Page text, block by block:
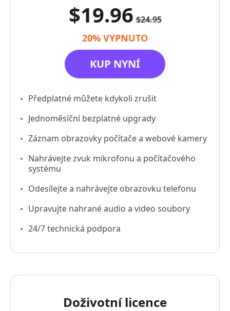
$19.96 $24.95
20% VYPNUTO
KUP NYNÍ
Předplatné můžete kdykoli zrušit
Jednoměsíční bezplatné upgrady
Záznam obrazovky počítače a webové kamery
Nahrávejte zvuk mikrofonu a počítačového
systému
Odesílejte a nahrávejte obrazovku telefonu
Upravujte nahrané audio a video soubory
24/7 technická podpora
Doživotní licence